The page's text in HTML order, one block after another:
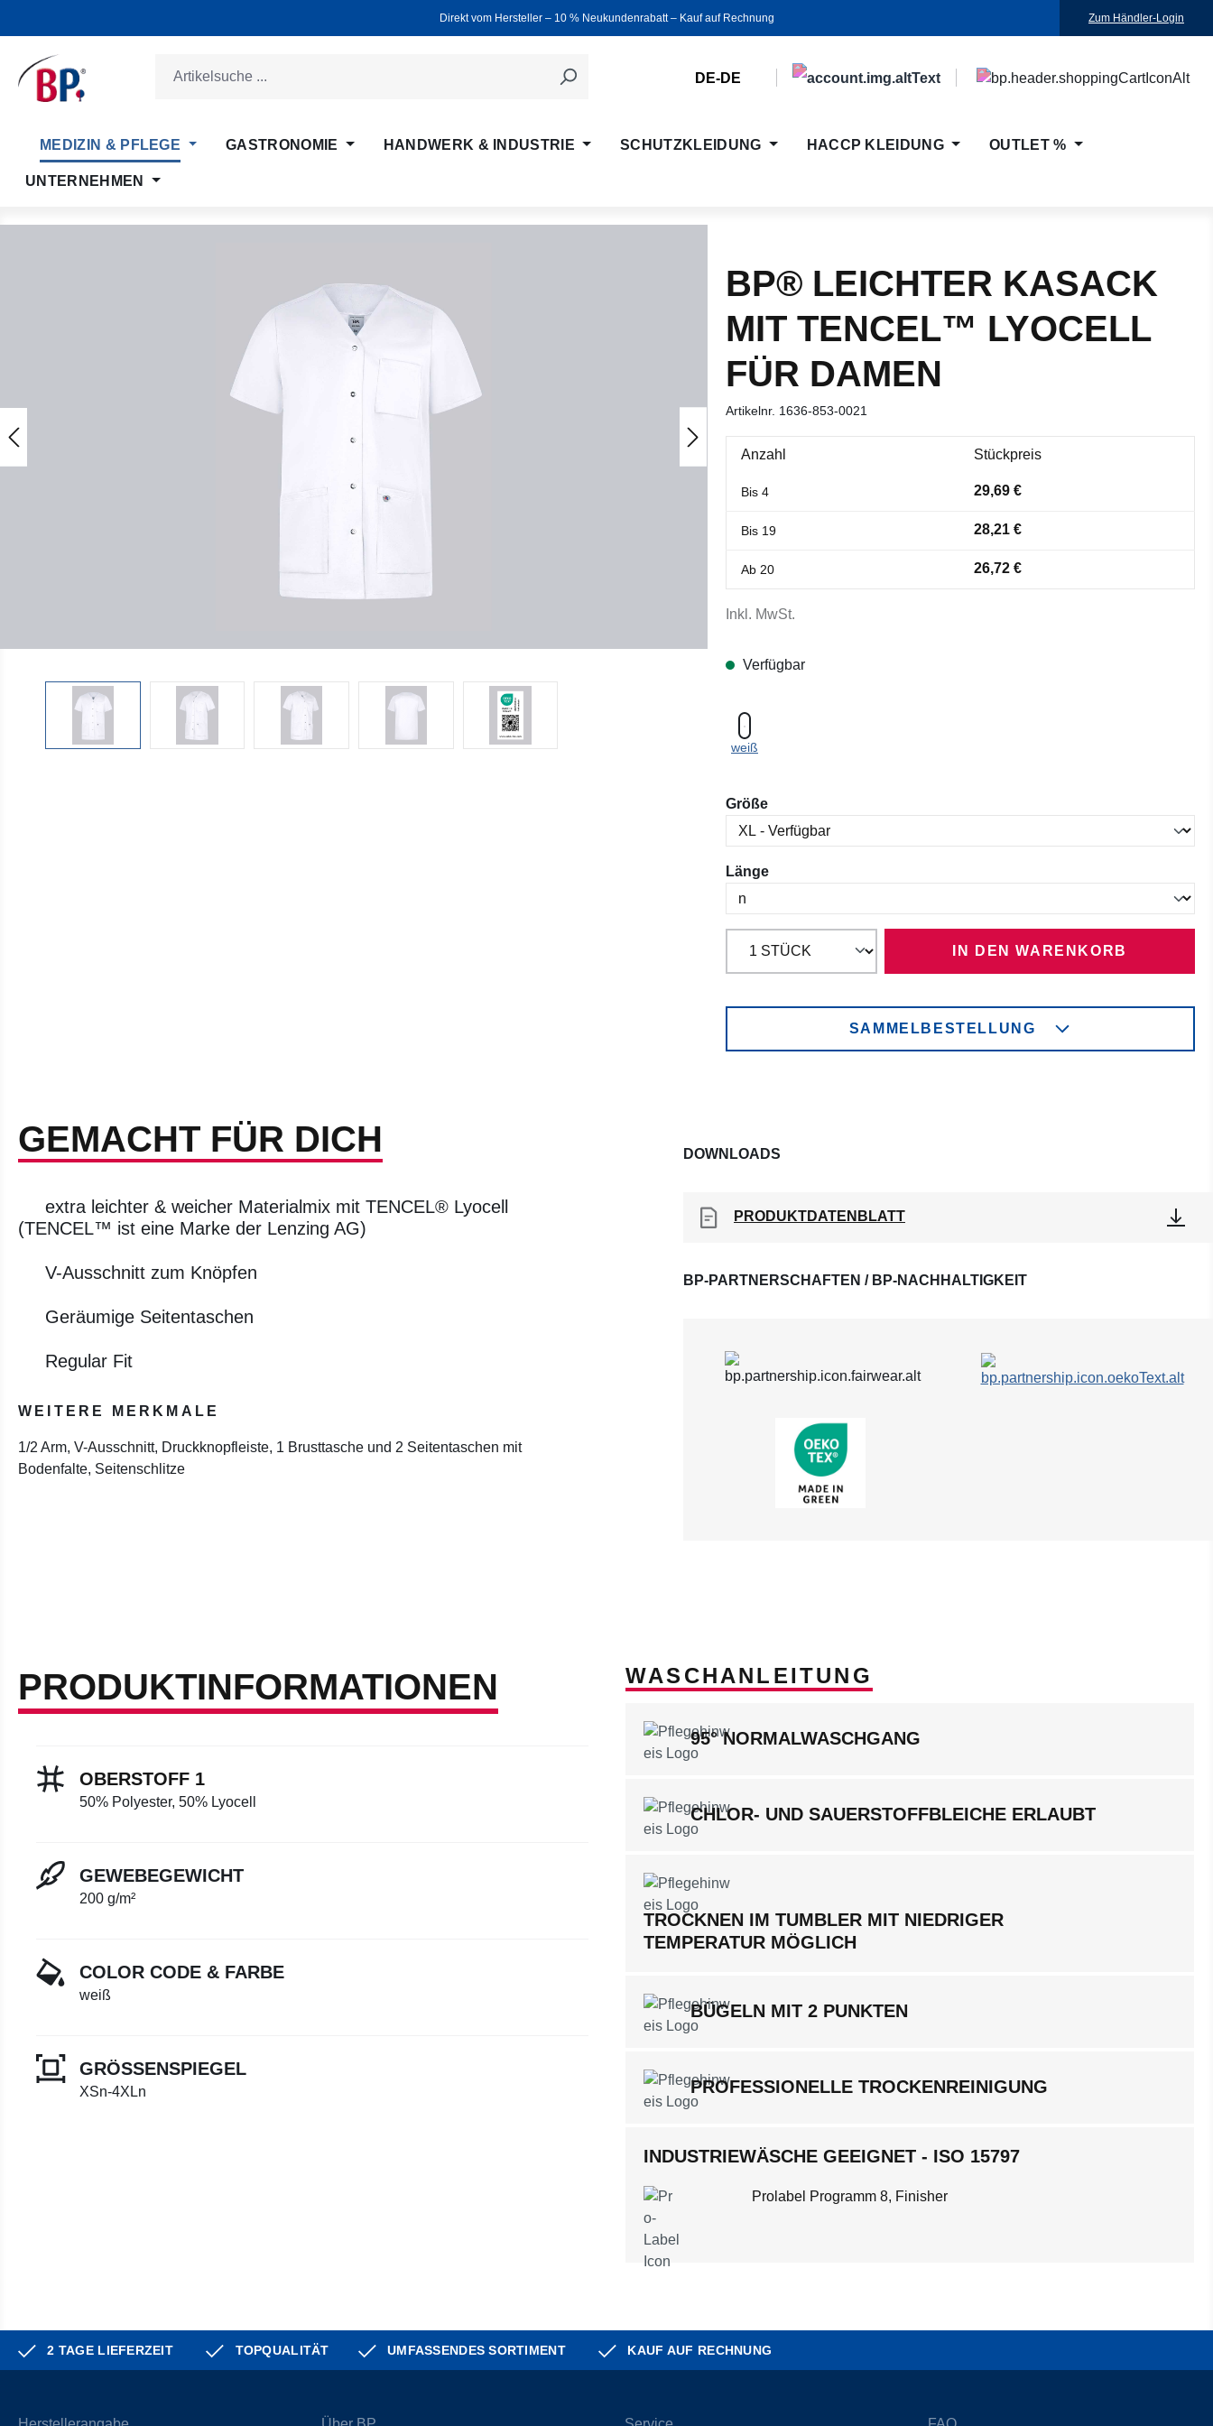
Direkt vom Hersteller ‒ 10 % Neukundenrabatt ‒ Kauf auf Rechnung Zum Händler-Login
DE-DE
MEDIZIN & PFLEGE GASTRONOMIE HANDWERK & INDUSTRIE SCHUTZKLEIDUNG HACCP KLEIDUNG OUTLET %
UNTERNEHMEN
BP® LEICHTER KASACK
MIT TENCEL™ LYOCELL
FÜR DAMEN
Artikelnr. 1636-853-0021
Anzahl Stückpreis
Bis 4 29,69 €
Bis 19 28,21 €
Ab 20 26,72 €
Inkl. MwSt.
Verfügbar
weiß
Größeauswählen
Längeauswählen
IN DEN WARENKORB
SAMMELBESTELLUNG
GEMACHT FÜR DICH
extra leichter & weicher Materialmix mit TENCEL® Lyocell
(TENCEL™ ist eine Marke der Lenzing AG)
V-Ausschnitt zum Knöpfen
Geräumige Seitentaschen
Regular Fit
WEITERE MERKMALE
1/2 Arm, V-Ausschnitt, Druckknopfleiste, 1 Brusttasche und 2 Seitentaschen mit
Bodenfalte, Seitenschlitze
DOWNLOADS
PRODUKTDATENBLATT
BP-PARTNERSCHAFTEN / BP-NACHHALTIGKEIT
PRODUKTINFORMATIONEN
OBERSTOFF 1
50% Polyester, 50% Lyocell
GEWEBEGEWICHT
200 g/m²
COLOR CODE & FARBE
weiß
GRÖSSENSPIEGEL
XSn-4XLn
WASCHANLEITUNG
95° NORMALWASCHGANG
CHLOR- UND SAUERSTOFFBLEICHE ERLAUBT
TROCKNEN IM TUMBLER MIT NIEDRIGER
TEMPERATUR MÖGLICH
BÜGELN MIT 2 PUNKTEN
PROFESSIONELLE TROCKENREINIGUNG
INDUSTRIEWÄSCHE GEEIGNET - ISO 15797
Prolabel Programm 8, Finisher
2 TAGE LIEFERZEIT TOPQUALITÄT UMFASSENDES SORTIMENT KAUF AUF RECHNUNG